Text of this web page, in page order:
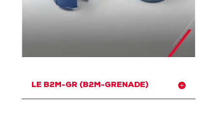
LE B2M-GR (B2M-GRENADE)